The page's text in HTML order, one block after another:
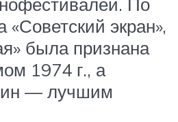
«Советский экран»,
была признана
1974 г., а
— лучшим